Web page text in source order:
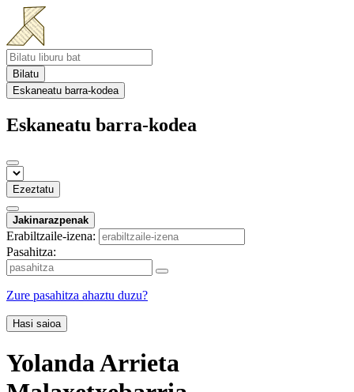
Bilatu
Eskaneatu barra-kodea
Eskaneatu barra-kodea
Ezeztatu
Jakinarazpenak
Erabiltzaile-izena:
Pasahitza:
Zure pasahitza ahaztu duzu?
Hasi saioa
Yolanda Arrieta